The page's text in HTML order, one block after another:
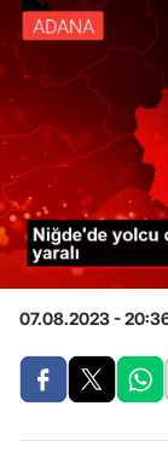
07.08.2023 -